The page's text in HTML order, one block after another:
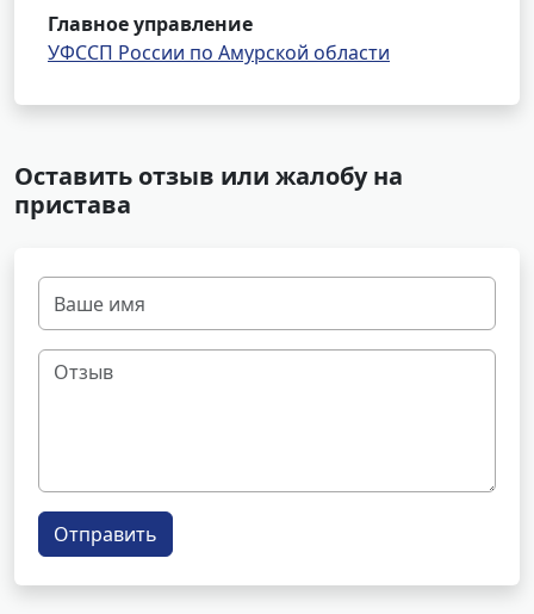
Главное управление
УФССП России по Амурской области
Оставить отзыв или жалобу на
пристава
Отправить